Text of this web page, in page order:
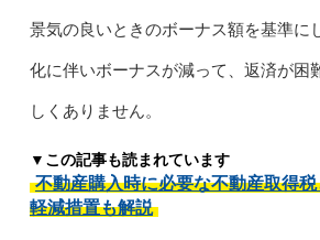
景気の良いときのボーナス額を基準に
化に伴いボーナスが減って、返済が困
しくありません。
▼この記事も読まれています
不動産購入時に必要な不動産取得
軽減措置も解説